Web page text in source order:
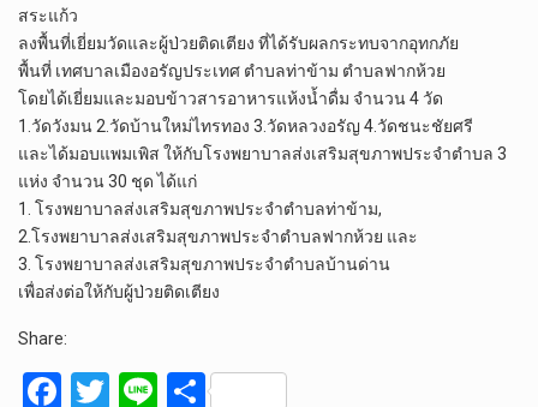
สระแก้ว
ลงพื้นที่เยี่ยมวัดและผู้ป่วยติดเตียง ที่ได้รับผลกระทบจากอุทกภัย
พื้นที่ เทศบาลเมืองอรัญประเทศ ตำบลท่าข้าม ตำบลฟากห้วย
โดยได้เยี่ยมและมอบข้าวสารอาหารแห้งน้ำดื่ม จำนวน 4 วัด
1.วัดวังมน 2.วัดบ้านใหม่ไทรทอง 3.วัดหลวงอรัญ 4.วัดชนะชัยศรี
และได้มอบแพมเพิส ให้กับโรงพยาบาลส่งเสริมสุขภาพประจำตำบล 3
แห่ง จำนวน 30 ชุด ได้แก่
1. โรงพยาบาลส่งเสริมสุขภาพประจำตำบลท่าข้าม,
2.โรงพยาบาลส่งเสริมสุขภาพประจำตำบลฟากห้วย และ
3. โรงพยาบาลส่งเสริมสุขภาพประจำตำบลบ้านด่าน
เพื่อส่งต่อให้กับผู้ป่วยติดเตียง
Share:
F
T
Li S